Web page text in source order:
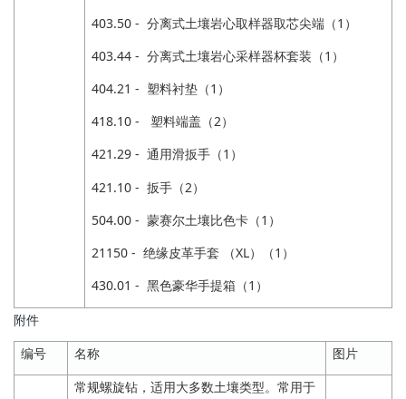
403.50 - 分离式土壤岩心取样器取芯尖端（1）
403.44 - 分离式土壤岩心采样器杯套装（1）
404.21 - 塑料衬垫（1）
418.10 - 塑料端盖（2）
421.29 - 通用滑扳手（1）
421.10 - 扳手（2）
504.00 - 蒙赛尔土壤比色卡（1）
21150 - 绝缘皮革手套 （XL）（1）
430.01 - 黑色豪华手提箱（1）
附件
编号
名称 图片
常规螺旋钻，适用大多数土壤类型。常用于